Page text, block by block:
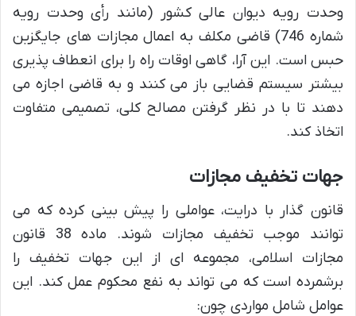
وحدت رویه دیوان عالی کشور (مانند رأی وحدت رویه
شماره 746) قاضی مکلف به اعمال مجازات های جایگزین
حبس است. این آرا، گاهی اوقات راه را برای انعطاف پذیری
بیشتر سیستم قضایی باز می کنند و به قاضی اجازه می
دهند تا با در نظر گرفتن مصالح کلی، تصمیمی متفاوت
اتخاذ کند.
جهات تخفیف مجازات
قانون گذار با درایت، عواملی را پیش بینی کرده که می
توانند موجب تخفیف مجازات شوند. ماده 38 قانون
مجازات اسلامی، مجموعه ای از این جهات تخفیف را
برشمرده است که می تواند به نفع محکوم عمل کند. این
عوامل شامل مواردی چون: